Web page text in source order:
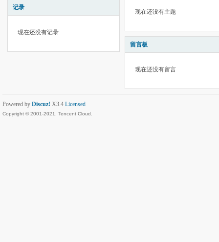
记录
现在还没有记录
现在还没有主题
留言板
现在还没有留言
Powered by Discuz! X3.4 Licensed
Copyright © 2001-2021, Tencent Cloud.